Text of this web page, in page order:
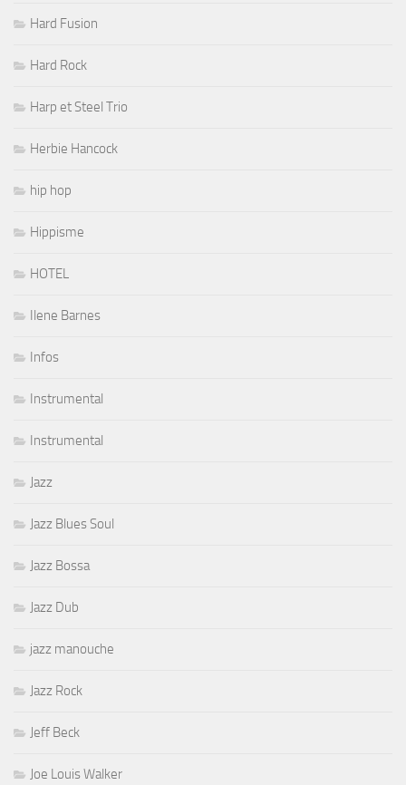
Hard Fusion
Hard Rock
Harp et Steel Trio
Herbie Hancock
hip hop
Hippisme
HOTEL
Ilene Barnes
Infos
Instrumental
Instrumental
Jazz
Jazz Blues Soul
Jazz Bossa
Jazz Dub
jazz manouche
Jazz Rock
Jeff Beck
Joe Louis Walker